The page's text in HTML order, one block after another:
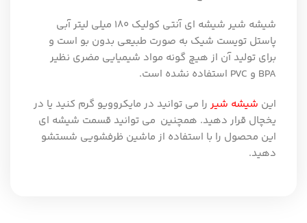
شیشه شیر شیشه ای آنتی کولیک ۱۸۰ میلی لیتر آبی
پاستل تویست شیک به صورت طبیعی بدون بو است و
برای تولید آن از هیچ گونه مواد شیمیایی مضری نظیر
BPA و PVC استفاده نشده است.
این شیشه شیررا می توانید در مایکروویو گرم کنید یا در
یخچال قرار دهید. همچنین می توانید قسمت شیشه ای
این محصول را با استفاده از ماشین ظرفشویی شستشو
دهید.